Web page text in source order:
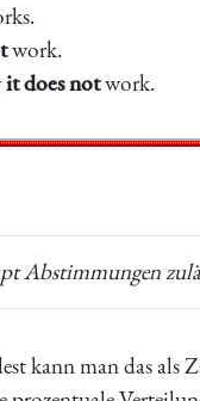
work.
it does notwork.
Abstimmungen
kann man das als